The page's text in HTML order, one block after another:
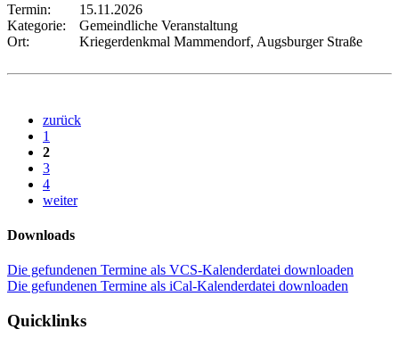
Termin:
15.11.2026
Kategorie:
Gemeindliche Veranstaltung
Ort:
Kriegerdenkmal Mammendorf, Augsburger Straße
zurück
1
2
3
4
weiter
Downloads
Die gefundenen Termine als VCS-Kalenderdatei downloaden
Die gefundenen Termine als iCal-Kalenderdatei downloaden
Quicklinks